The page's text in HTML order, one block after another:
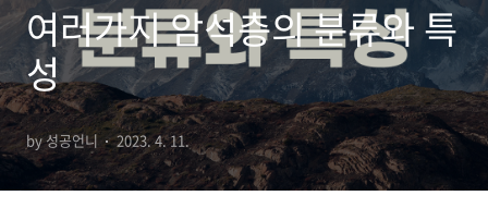
여러가지 암석층의 분류와 특
성
by 성공언니 2023. 4. 11.